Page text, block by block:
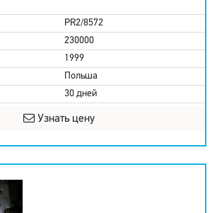
PR2/8572
230000
1999
Польша
30 дней
Узнать цену